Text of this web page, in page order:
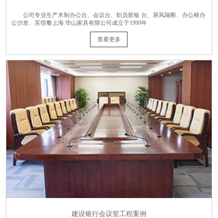
公司专业生产木制办公台、会议台、职员胶板 台、屏风隔断、办公椅办
公沙发、宾馆餐上海 华山家具有限公司成立于1999年
查看更多
建设银行会议室工程案例